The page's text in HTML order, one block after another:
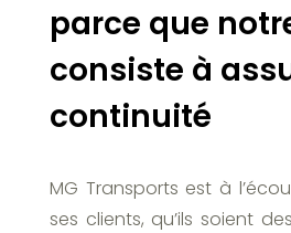
parce que
consiste à
continuité
MG Transports est à
ses clients, qu’ils soient